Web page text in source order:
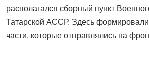
располагался сборный пункт
Татарской АССР. Здесь
части, которые отправлялись на